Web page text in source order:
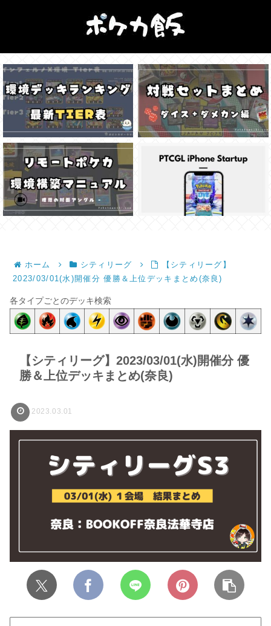
ホーム シティリーグ
【シティリーグ】
2023/03/01(水)開催分 優勝＆上位デッキまとめ(奈良)
各タイプごとのデッキ検索
【シティリーグ】2023/03/01(水)開催分 優
勝＆上位デッキまとめ(奈良)
2023.03.01